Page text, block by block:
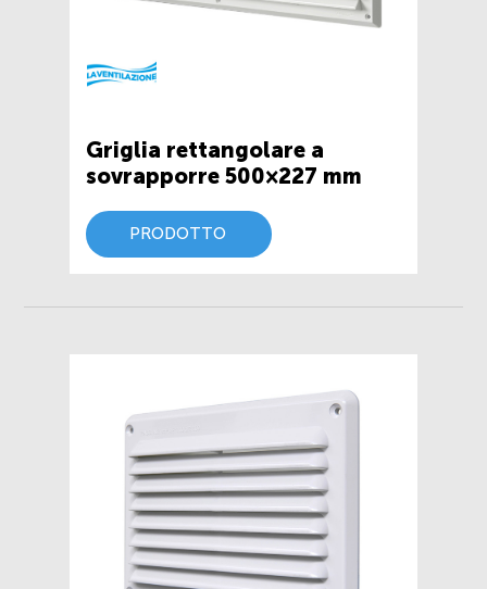
Griglia rettangolare a
sovrapporre 500×227 mm
PRODOTTO